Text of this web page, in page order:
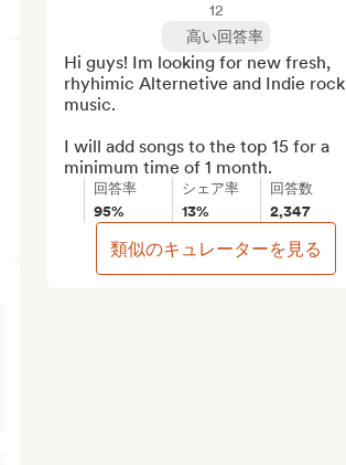
12
高い回答率
Hi guys! Im looking for new fresh,
rhyhimic Alternetive and Indie rock
music.
I will add songs to the top 15 for a
minimum time of 1 month.
回答率
95%
シェア率
13%
回答数
2,347
類似のキュレーターを見る